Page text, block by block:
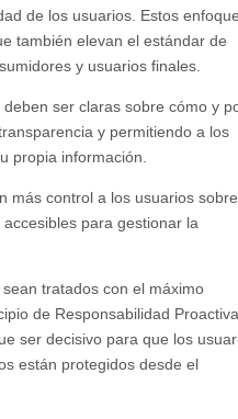
de los usuarios. Estos
también elevan el estándar de
y usuarios finales.
ser claras sobre cómo y
y permitiendo a los
propia información.
más control a los usuarios sobre
para gestionar la
tratados con el máximo
de Responsabilidad
ser decisivo para que los
están protegidos desde el